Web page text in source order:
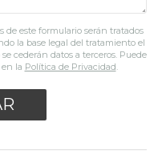
de este formulario serán tratados
la base legal del tratamiento el
cederán datos a terceros. Puede
la Política de Privacidad.